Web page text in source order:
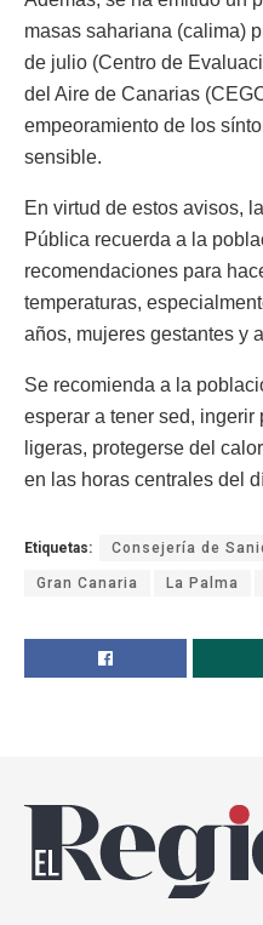
masas sahariana (calima)
de julio (Centro de
del Aire de Canarias
empeoramiento de los
sensible.
En virtud de estos avisos,
Pública recuerda a la
recomendaciones para
temperaturas,
años, mujeres gestantes y
Se recomienda a la
esperar a tener sed,
ligeras, protegerse del
en las horas centrales del
Etiquetas: Consejería de
Gran Canaria La Palma